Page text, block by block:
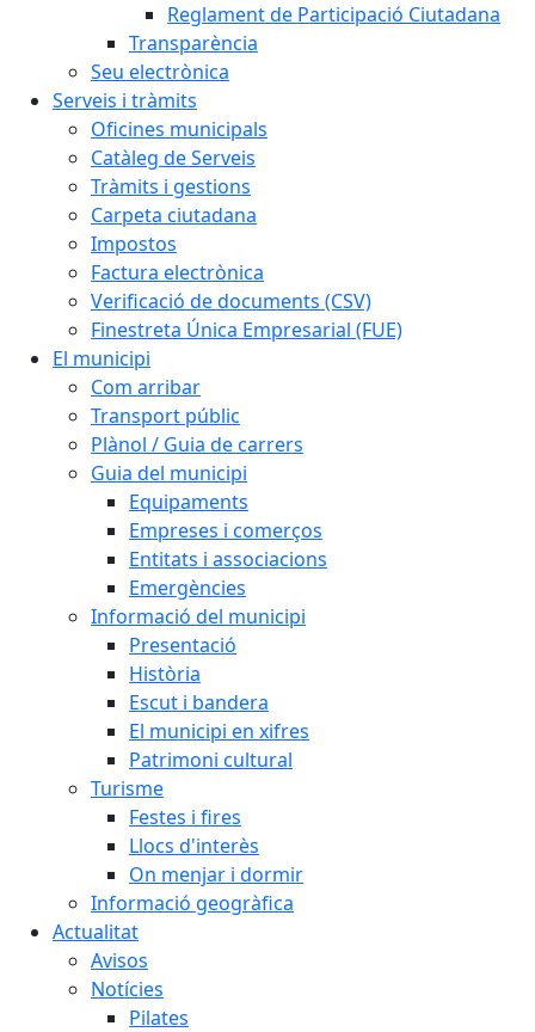
Reglament de Participació Ciutadana
Transparència
Seu electrònica
Serveis i tràmits
Oficines municipals
Catàleg de Serveis
Tràmits i gestions
Carpeta ciutadana
Impostos
Factura electrònica
Verificació de documents (CSV)
Finestreta Única Empresarial (FUE)
El municipi
Com arribar
Transport públic
Plànol / Guia de carrers
Guia del municipi
Equipaments
Empreses i comerços
Entitats i associacions
Emergències
Informació del municipi
Presentació
Història
Escut i bandera
El municipi en xifres
Patrimoni cultural
Turisme
Festes i fires
Llocs d'interès
On menjar i dormir
Informació geogràfica
Actualitat
Avisos
Notícies
Pilates